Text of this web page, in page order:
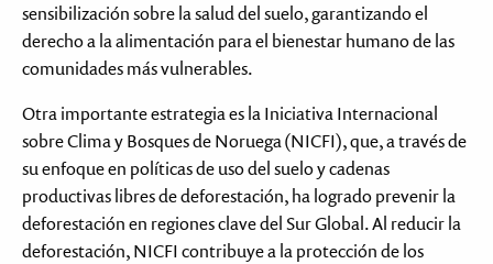
sensibilización sobre la salud del suelo, garantizando el
derecho a la alimentación para el bienestar humano de las
comunidades más vulnerables.
Otra importante estrategia es la Iniciativa Internacional
sobre Clima y Bosques de Noruega (NICFI), que, a través de
su enfoque en políticas de uso del suelo y cadenas
productivas libres de deforestación, ha logrado prevenir la
deforestación en regiones clave del Sur Global. Al reducir la
deforestación, NICFI contribuye a la protección de los